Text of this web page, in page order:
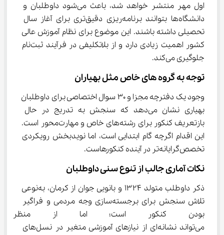
اول مهر منتشر خواهد شد، باعث می‌شود داوطلبان و
دانشگاه‌ها بتوانند برنامه‌ریزی دقیق‌تری برای آغاز سال
تحصیلی داشته باشند. این موضوع برای نظام آموزش عالی
کشور اهمیت زیادی دارد و از بلاتکلیفی در فرآیند ثبت‌نام
جلوگیری می‌کند.
توجه به گروه های خاص مثل بهیاران
وجود یک دفترچه مجزا و ۳۰ سوال اختصاصی برای داوطلبان
بهیاری نشان می‌دهد که سنجش به تدریج در حال
بازتعریف کنکور برای رشته‌های خاص و مهارت‌محور است.
این اقدام اگرچه گام ابتدایی است، اما نویدبخش رویکردی
تخصص‌گرایانه‌تر در آینده کنکورهاست.
نکات آماری جالب از تنوع سنی داوطلبان
ذکر داوطلب متولد ۱۳۲۴ و بانویی جوان از کرمان، به‌نوعی
تلاش سنجش برای برجسته‌سازی وجه مردمی و فراگیر
بودن کنکور است؛ اما از منظر
می‌تواند نشانه‌ای از نیازهای آموزشی متغیر در نسل‌های